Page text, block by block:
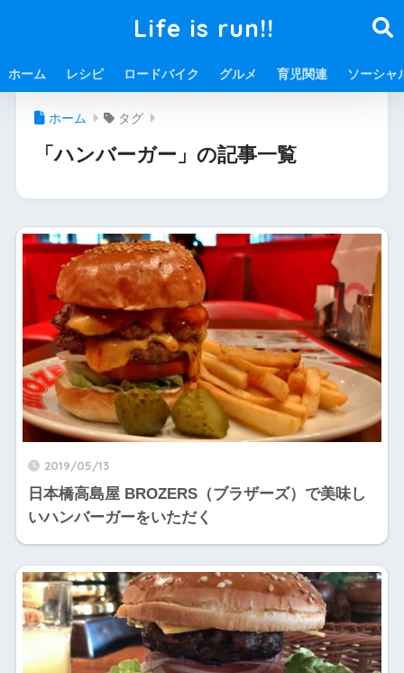
Life is run!!
ホーム レシピ ロードバイク グルメ 育児関連 ソーシャ
ホーム タグ
「ハンバーガー」の記事一覧
2019/05/13
日本橋高島屋 BROZERS（ブラザーズ）で美味し
いハンバーガーをいただく